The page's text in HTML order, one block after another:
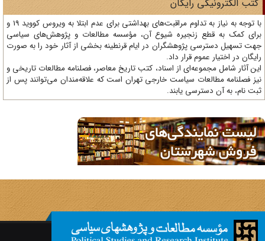
الکترونیکی رایگان
با توجه به نیاز به تداوم مراقبت‌های بهداشتی برای عدم ابتلا به ویروس کووید 19 و
کمک به قطع زنجیره شیوع آن، مؤسسه مطالعات و پژوهش‌های سیاسی
تسهیل دسترسی پژوهشگران در ایام قرنطینه بخشی از آثار خود را به صورت
در اختیار عموم قرار داد.
آثار شامل مجموعه‌ای از اسناد، کتب تاریخ معاصر، فصلنامه‌ مطالعات تاریخی و
فصلنامه مطالعات سیاست خارجی تهران است که علاقه‌مندان می‌توانند پس از
نام، به آن دسترسی یابند.